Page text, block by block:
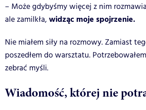
– Może gdybyśmy więcej z nim
ale zamilkła, widząc moje spojrzenie.
Nie miałem siły na rozmowy. Zamiast
poszedłem do warsztatu.
zebrać myśli.
Wiadomość, której nie